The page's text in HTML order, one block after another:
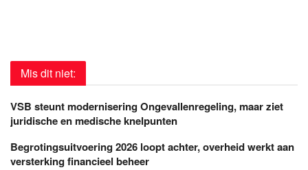
Mis dit niet:
VSB steunt modernisering Ongevallenregeling, maar ziet
juridische en medische knelpunten
Begrotingsuitvoering 2026 loopt achter, overheid werkt aan
versterking financieel beheer